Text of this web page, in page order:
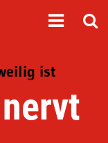
ist